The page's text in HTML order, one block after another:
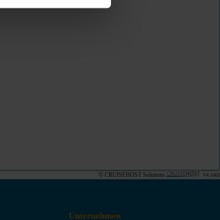
© CRUISEHOST Solutions V4.1663
Unternehmen